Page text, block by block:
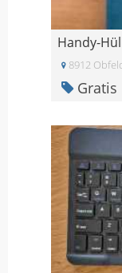
Handy-
8912
Gratis